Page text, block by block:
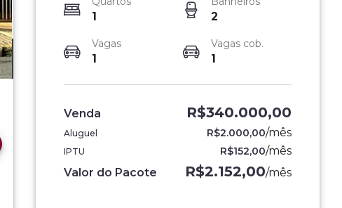
Acesso
1 2
Vagas
1
Vagas cob.
1
Venda R$340.000,00
Aluguel R$2.000,00/mês
IPTU R$152,00/mês
Valor do Pacote
R$2.152,00/mês